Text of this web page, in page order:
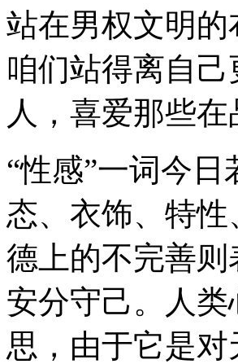
站在男权文明
咱们站得离自
人，喜爱那些
“性感”一词今
态、衣饰、特
德上的不完善
安分守己。人
思，由于它是